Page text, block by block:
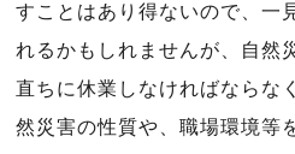
すことはあり得ないので、一
れるかもしれませんが、自然
直ちに休業しなければならな
然災害の性質や、職場環境等